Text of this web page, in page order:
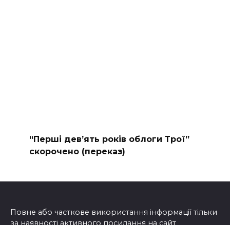
“Перші дев’ять років облоги Трої”
скорочено (переказ)
Повне або часткове використання інформації тільки
за наявності активного посилання на сайт